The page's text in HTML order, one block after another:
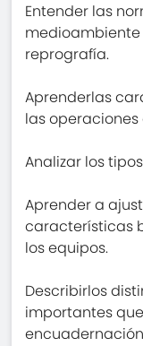
Entender las
reprografía.
Aprenderlas
las
Analizar los
Aprender a
características
los equipos.
Describirlos
importantes